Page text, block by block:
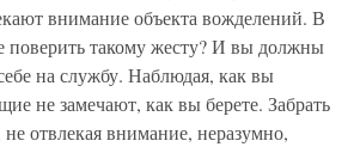
внимание объекта вожделений. В
поверить такому жесту? И вы должны
на службу. Наблюдая, как вы
не замечают, как вы берете. Забрать
не отвлекая внимание, неразумно,